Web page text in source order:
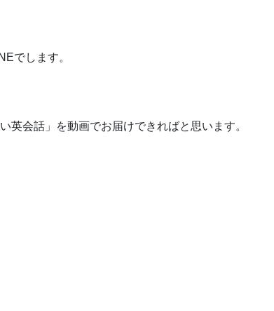
でします。
英会話」を動画でお届けできればと思います。